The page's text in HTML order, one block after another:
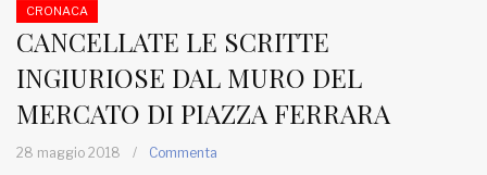
CRONACA
CANCELLATE LE SCRITTE
INGIURIOSE DAL MURO DEL
MERCATO DI PIAZZA FERRARA
28 maggio 2018 / Commenta